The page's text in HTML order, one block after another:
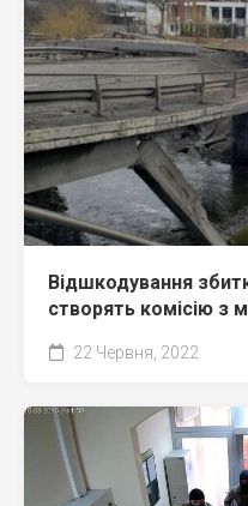
Відшкодування
створять комісію з
22 Червня, 2022